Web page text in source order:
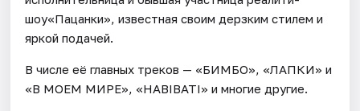
шоу«Пацанки», известная своим дерзким стилем и
яркой подачей.
В числе её главных треков — «БИМБО», «ЛАПКИ» и
«В МОЕМ МИРЕ», «HABIBATI» и многие другие.